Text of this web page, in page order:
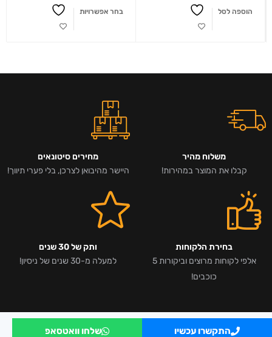
הוספה לסל בחר אפשרויות
משלוח מהיר
קבלו את המוצר במהירות!
מחירים סיטונאים
היישר מהיבואן לצרכן, בלי פערי תיווך!
בחירת הלקוחות
אלפי לקוחות מרוצים וביקורות 5
כוכבים!
ותק של 30 שנים
למעלה מ-30 שנים של ניסיון!
התקשרו עכשיו שלחו וואטסאפ